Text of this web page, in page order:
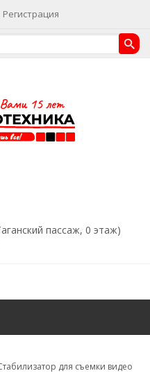
Регистрация
пассаж, 0 этаж)
для съемки видео